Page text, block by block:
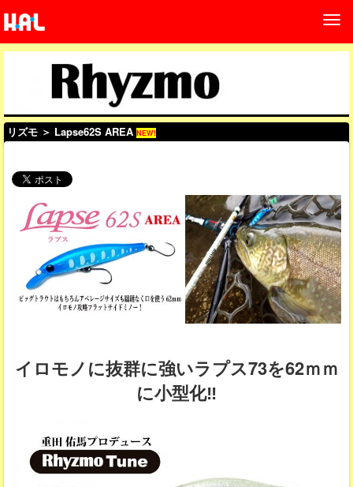
リズモ ＞ Lapse62S AREA NEW!
イロモノに抜群に強いラプス73を62ｍｍ
に小型化‼